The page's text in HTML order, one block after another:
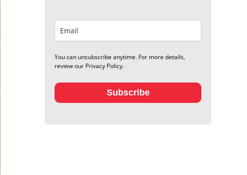
You can unsubscribe anytime. For more details,
review our Privacy Policy.
Subscribe